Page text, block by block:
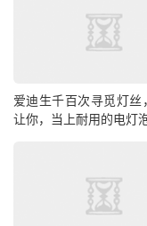
爱迪生千百次寻觅灯丝
让你，当上耐用的电灯泡